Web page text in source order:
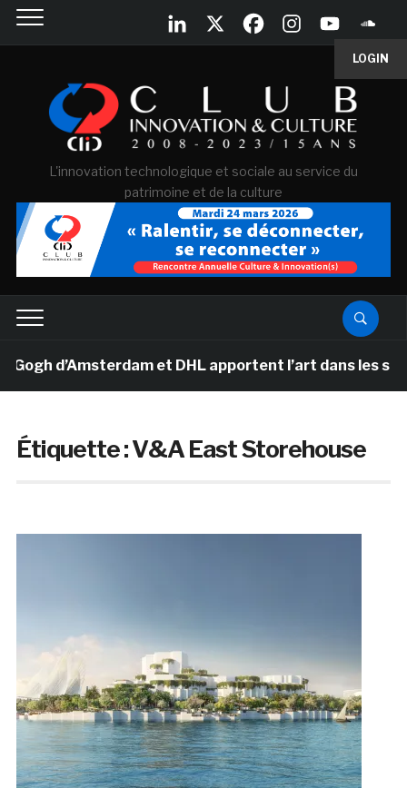
LOGIN
L'innovation technologique et sociale au service du
patrimoine et de la culture
d’Amsterdam et DHL apportent l’art dans les salles
Étiquette :V&A East Storehouse